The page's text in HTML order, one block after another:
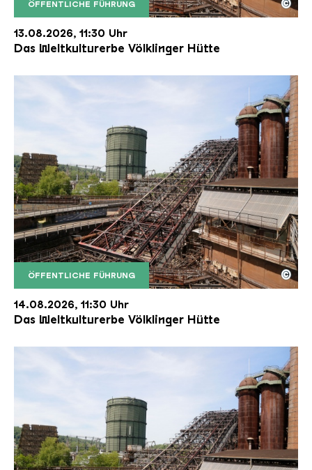
ÖFFENTLICHE FÜHRUNG
Der Erzschrägaufzug der Völklinger Hütte mit
Copyright: Weltkulturerbe Völklinger Hütte | Karl
©
13.08.2026, 11:30 Uhr
Das Weltkulturerbe Völklinger Hütte
ÖFFENTLICHE FÜHRUNG
Der Erzschrägaufzug der Völklinger Hütte mit
Copyright: Weltkulturerbe Völklinger Hütte | Karl
©
14.08.2026, 11:30 Uhr
Das Weltkulturerbe Völklinger Hütte